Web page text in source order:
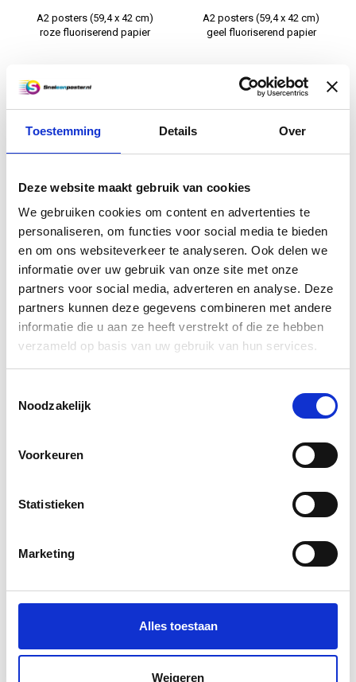
Toestemming Details Over
Deze website maakt gebruik van cookies
We gebruiken cookies om content en advertenties te
personaliseren, om functies voor social media te bieden
en om ons websiteverkeer te analyseren. Ook delen we
informatie over uw gebruik van onze site met onze
partners voor social media, adverteren en analyse. Deze
partners kunnen deze gegevens combineren met andere
informatie die u aan ze heeft verstrekt of die ze hebben
verzameld op basis van uw gebruik van hun services.
Noodzakelijk
Voorkeuren
Statistieken
Marketing
Alles toestaan
Weigeren
A2 posters (59,4 x 42 cm)
roze fluoriserend papier
Informatie
A2 posters (59,4 x 42 cm)
geel fluoriserend papier
Informatie
A1 posters (84,1 x 59,4 cm)
groen fluoriserend papier
€6,50
A2 posters (59,4 x 42 cm)
oranje fluoriserend papier
€4,50
A0 posters (118,9 x 84,1 cm)
oranje fluoriserend papier
€9,95
A0 posters (118,9 x 84,1 cm)
groen fluoriserend papier
€9,95